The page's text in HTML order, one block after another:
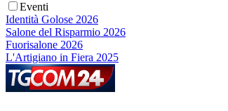
Eventi
Identità Golose 2026
Salone del Risparmio 2026
Fuorisalone 2026
L'Artigiano in Fiera 2025